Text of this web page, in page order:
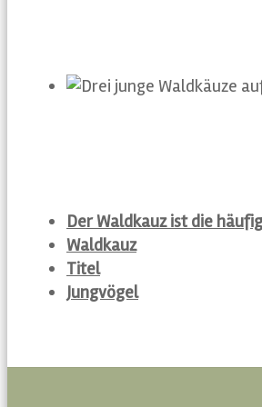
Der Waldkauz ist die
Waldkauz
Titel
Jungvögel